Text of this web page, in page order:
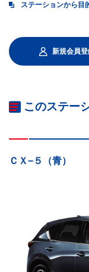
ステーションから目
新規会員登
このステー
ＣＸ−５（青）